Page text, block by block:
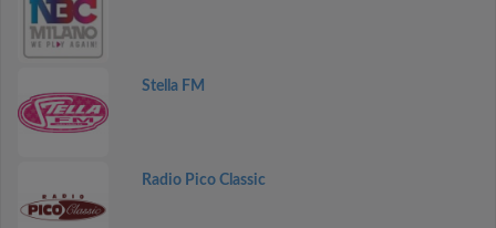
Stella FM
Radio Pico Classic